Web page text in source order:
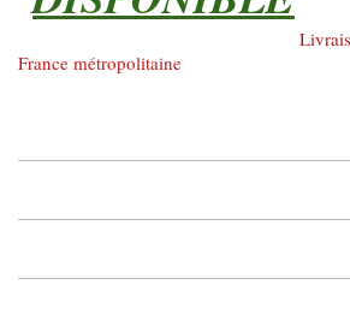
Livraison possible
France